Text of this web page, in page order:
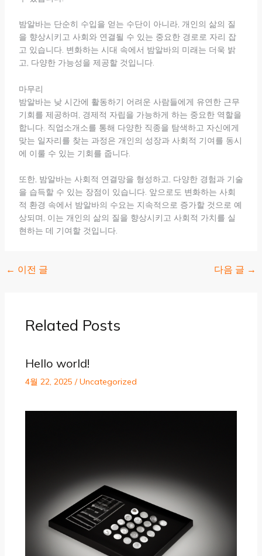
밤알바는 단순히 수입을 얻는 수단이 아니라, 개인의 삶의 질
을 향상시키고 사회와 연결될 수 있는 중요한 경로로 자리 잡
고 있습니다. 변화하는 시대 속에서 밤알바의 미래는 더욱 밝
고, 다양한 가능성을 제공할 것입니다.
마무리
밤알바는 낮 시간에 활동하기 어려운 사람들에게 유연한 근무
기회를 제공하며, 경제적 자립을 가능하게 하는 중요한 역할을
합니다. 직업소개소를 통해 다양한 직종을 탐색하고 자신에게
맞는 일자리를 찾는 과정은 개인의 성장과 사회적 기여를 동시
에 이룰 수 있는 기회를 줍니다.
또한, 밤알바는 사회적 연결망을 형성하고, 다양한 경험과 기술
을 습득할 수 있는 장점이 있습니다. 앞으로도 변화하는 사회
적 환경 속에서 밤알바의 수요는 지속적으로 증가할 것으로 예
상되며, 이는 개인의 삶의 질을 향상시키고 사회적 가치를 실
현하는 데 기여할 것입니다.
← 이전 글 다음 글 →
Related Posts
Hello world!
4월 22, 2025 /Uncategorized